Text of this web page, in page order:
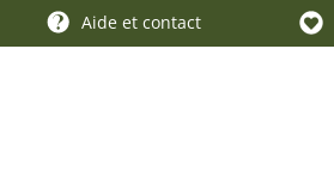
Aide et contact